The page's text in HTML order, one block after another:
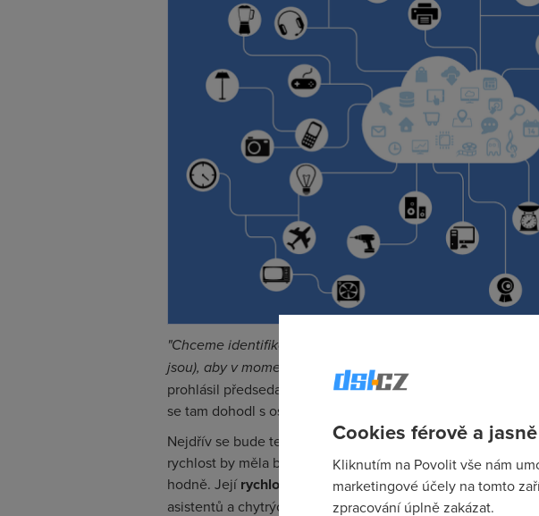
"Chceme identifikovat možné překážky
jsou), aby v momentě, kdy bude možné komerční
prohlásil předseda rady ČTÚ Jaromír Novák po veletrhu
se tam dohodl s oslovenými subjekty.
Nejdřív se bude testovat rychlost a odezva. Standardizace
rychlost by měla být až 20násobkem rychlosti sítě 4.
hodně. Její rychlost, odezva a datová dostupnostposune
asistentů a chytrých aut, chytrých domácností i telemedicíny.
Cookies férově a jasně
Kliknutím na Povolit vše nám
marketingové účely na tomto
zpracování úplně zakázat.